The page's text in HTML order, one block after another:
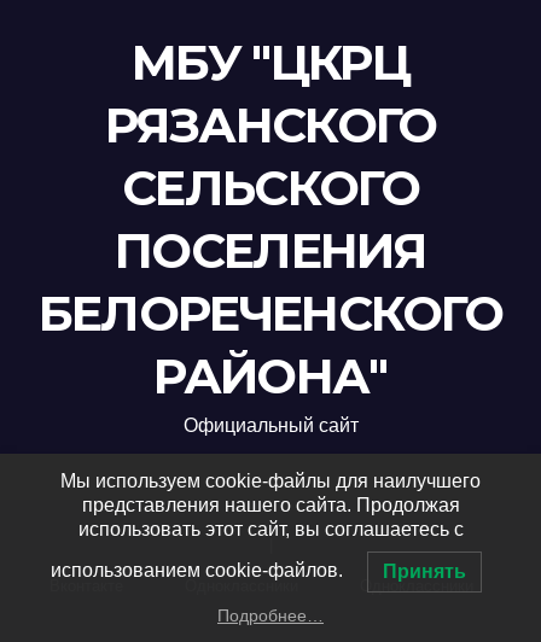
МБУ "ЦКРЦ
РЯЗАНСКОГО
СЕЛЬСКОГО
ПОСЕЛЕНИЯ
БЕЛОРЕЧЕНСКОГО
РАЙОНА"
Официальный сайт
Одноклассники Одноклассники
Мы используем cookie-файлы для наилучшего
представления нашего сайта. Продолжая
использовать этот сайт, вы соглашаетесь с
использованием cookie-файлов. Принять
Подробнее…